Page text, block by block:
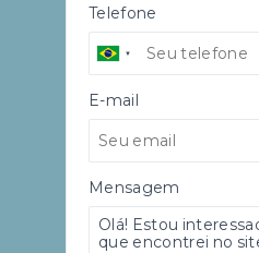
Telefone
E-mail
Mensagem